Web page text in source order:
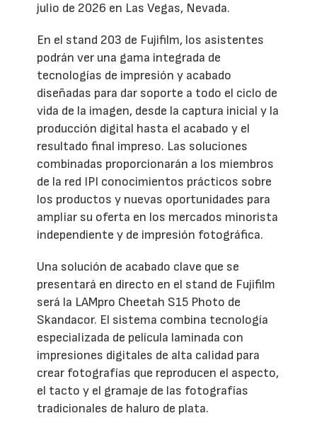
julio de 2026 en Las Vegas, Nevada.
En el stand 203 de Fujifilm, los asistentes
podrán ver una gama integrada de
tecnologías de impresión y acabado
diseñadas para dar soporte a todo el ciclo de
vida de la imagen, desde la captura inicial y la
producción digital hasta el acabado y el
resultado final impreso. Las soluciones
combinadas proporcionarán a los miembros
de la red IPI conocimientos prácticos sobre
los productos y nuevas oportunidades para
ampliar su oferta en los mercados minorista
independiente y de impresión fotográfica.
Una solución de acabado clave que se
presentará en directo en el stand de Fujifilm
será la LAMpro Cheetah S15 Photo de
Skandacor. El sistema combina tecnología
especializada de película laminada con
impresiones digitales de alta calidad para
crear fotografías que reproducen el aspecto,
el tacto y el gramaje de las fotografías
tradicionales de haluro de plata.